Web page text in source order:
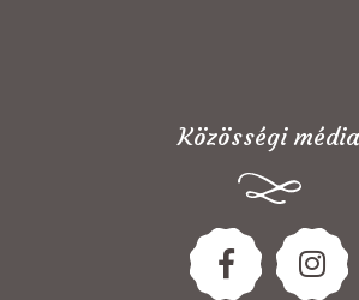
Közösségi média